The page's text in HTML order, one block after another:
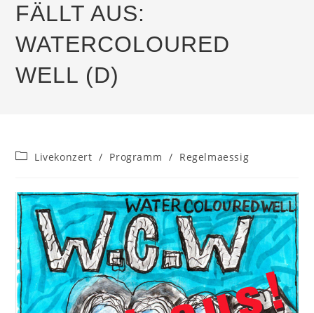
FÄLLT AUS:
WATERCOLOURED
WELL (D)
Beitrags-
Livekonzert / Programm / Regelmaessig